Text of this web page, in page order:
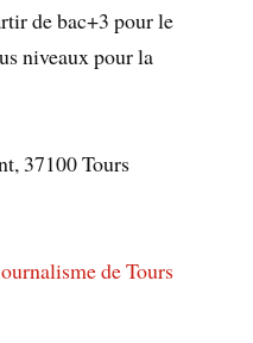
de bac+3 pour le
niveaux pour la
37100 Tours
de Tours